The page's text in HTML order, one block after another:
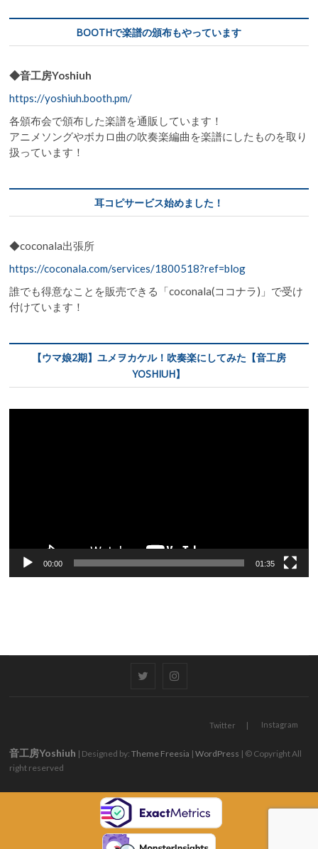
BOOTHで楽譜の頒布もやっています
◆音工房Yoshiuh
https://yoshiuh.booth.pm/
各頒布会で頒布した楽譜を通販しています！
アニメソングやボカロ曲の吹奏楽編曲を楽譜にしたものを取り
扱っています！
耳コピサービス始めました！
◆coconala出張所
https://coconala.com/services/1800518?ref=blog
誰でも得意なことを販売できる「coconala(ココナラ)」で受け
付けています！
【ウマ娘2期】ユメヲカケル！吹奏楽にしてみた【音工房
YOSHIUH】
00:00 01:35
Twitter
Twitter Instagram
音工房Yoshiuh | Designed by:Theme Freesia |WordPress | © Copyright All
right reserved